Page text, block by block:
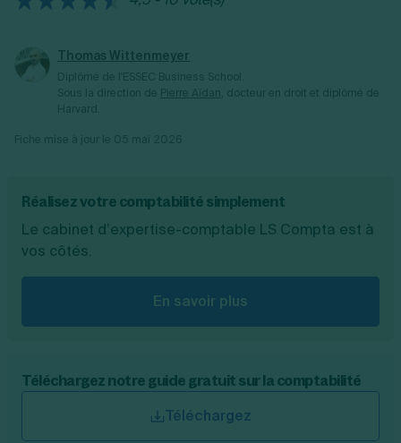
Thomas Wittenmeyer
Réalisez votre comptabilité simplement
Le cabinet d’expertise-comptable LS Compta est à
vos côtés.
En savoir plus
Téléchargez notre guide gratuit sur la comptabilité
Téléchargez